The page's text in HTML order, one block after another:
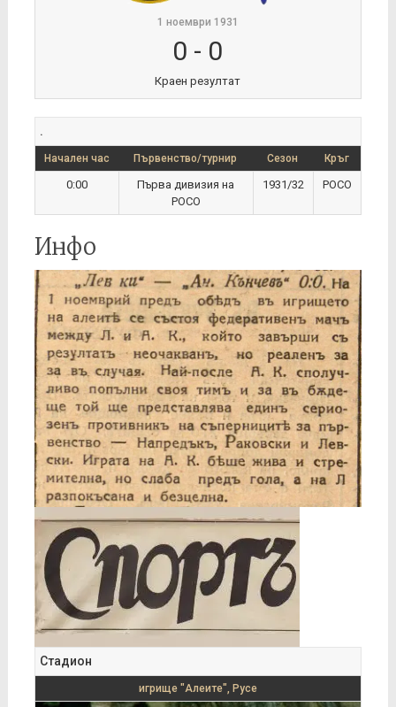
1 ноември 1931
0 - 0
Краен резултат
.
Начален час Първенство/турнир Сезон Кръг
0:00
Първа дивизия на
РОСО
1931/32 РОСО
Инфо
Стадион
игрище "Алеите", Русе